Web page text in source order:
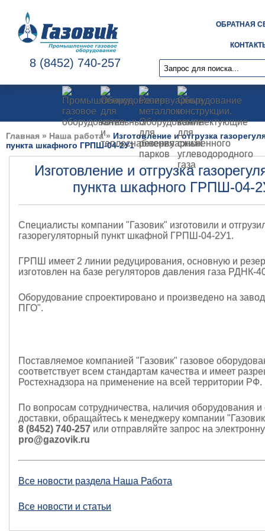
8 (8452) 740-257
ОБРАТНАЯ
Главная » Наша работа» Изготовление и отгрузка
пункта шкафного ГРПШ-04-2У1
Изготовление и отгрузка
пункта шкафного ГРПШ-04-
Специалисты компании "Газовик" изготовили и
газорегуляторный пункт шкафной ГРПШ-04-2У1.
ГРПШ имеет 2 линии редуцирования, основную и
изготовлен на базе регуляторов давления газа РДНК-
Оборудование спроектировано и произведено на
ПГО".
Поставляемое компанией "Газовик" газовое
соответствует всем стандартам качества и имеет
Ростехнадзора на применение на всей территории РФ.
По вопросам сотрудничества, наличия оборудования и
доставки, обращайтесь к менеджеру компании
8 (8452) 740-257 или отправляйте запрос на
pro@gazovik.ru
Все новости раздела Наша Работа
Все новости и статьи